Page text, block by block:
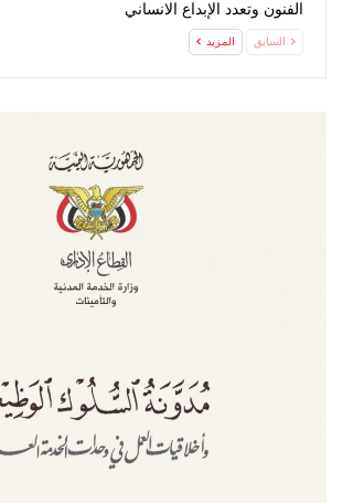
الفنون وتعدد الإبداع الانساني
السابق المزيد